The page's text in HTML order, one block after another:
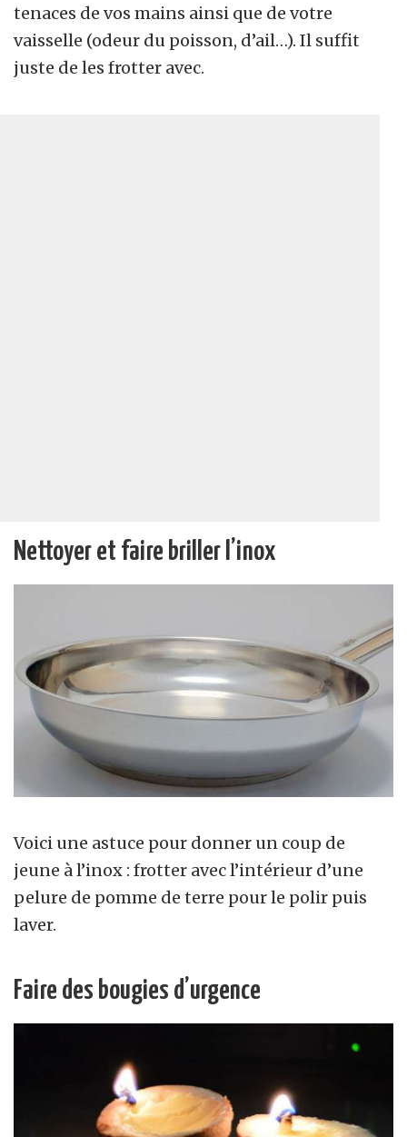
tenaces de vos mains ainsi que de votre
vaisselle (odeur du poisson, d’ail…). Il suffit
juste de les frotter avec.
Nettoyer et faire briller l’inox
Voici une astuce pour donner un coup de
jeune à l’inox : frotter avec l’intérieur d’une
pelure de pomme de terre pour le polir puis
laver.
Faire des bougies d’urgence